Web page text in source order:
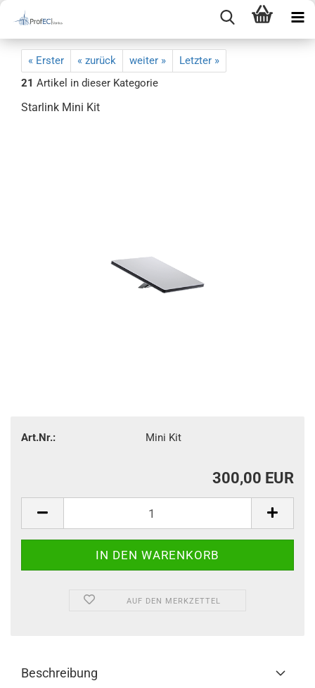
« Erster « zurück weiter »
Letzter »
21 Artikel in dieser Kategorie
Starlink Mini Kit
Art.Nr.: Mini Kit
300,00 EUR
AUF DEN MERKZETTEL
Beschreibung